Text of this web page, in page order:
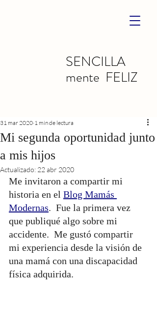
SENCILLA
mente FELIZ
Mi segunda oportunidad junto
a mis hijos
31 mar 2020 1 min de lectura
Actualizado: 22 abr 2020
Me invitaron a compartir mi
historia en el Blog Mamás
Modernas.  Fue la primera vez
que publiqué algo sobre mi
accidente.  Me gustó compartir
mi experiencia desde la visión de
una mamá con una discapacidad
física adquirida.